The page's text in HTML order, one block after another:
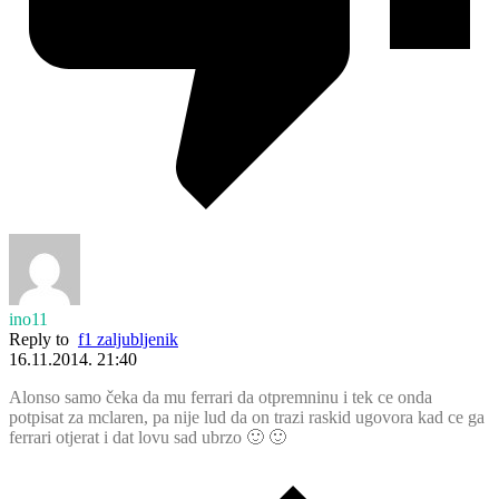
ino11
Reply to f1 zaljubljenik
16.11.2014. 21:40
Alonso samo čeka da mu ferrari da otpremninu i tek ce onda
potpisat za mclaren, pa nije lud da on trazi raskid ugovora kad ce ga
ferrari otjerat i dat lovu sad ubrzo 🙂 🙂